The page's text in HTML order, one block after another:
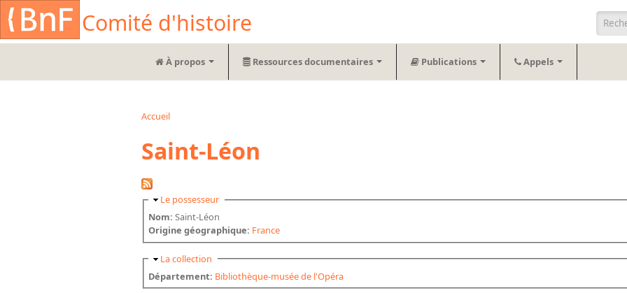
Aller au contenu principal
Comité d'histoire
À propos Ressources documentaires Publications Appels
Accueil
Saint-Léon
Masquer
Le possesseur
Nom:Saint-Léon
Origine géographique: France
Masquer
La collection
Département: Bibliothèque-musée de l'Opéra
Cookies management panel